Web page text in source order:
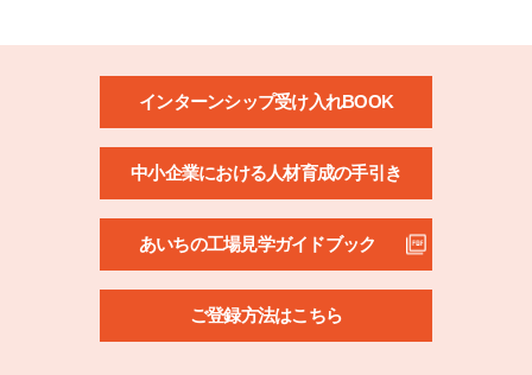
インターンシップ受け入れBOOK
中小企業における人材育成の手引き
あいちの工場見学ガイドブック
ご登録方法はこちら